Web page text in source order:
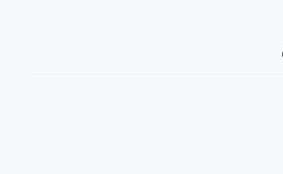
من در مرورگر برای زمانی که دوباره دیدگاهی